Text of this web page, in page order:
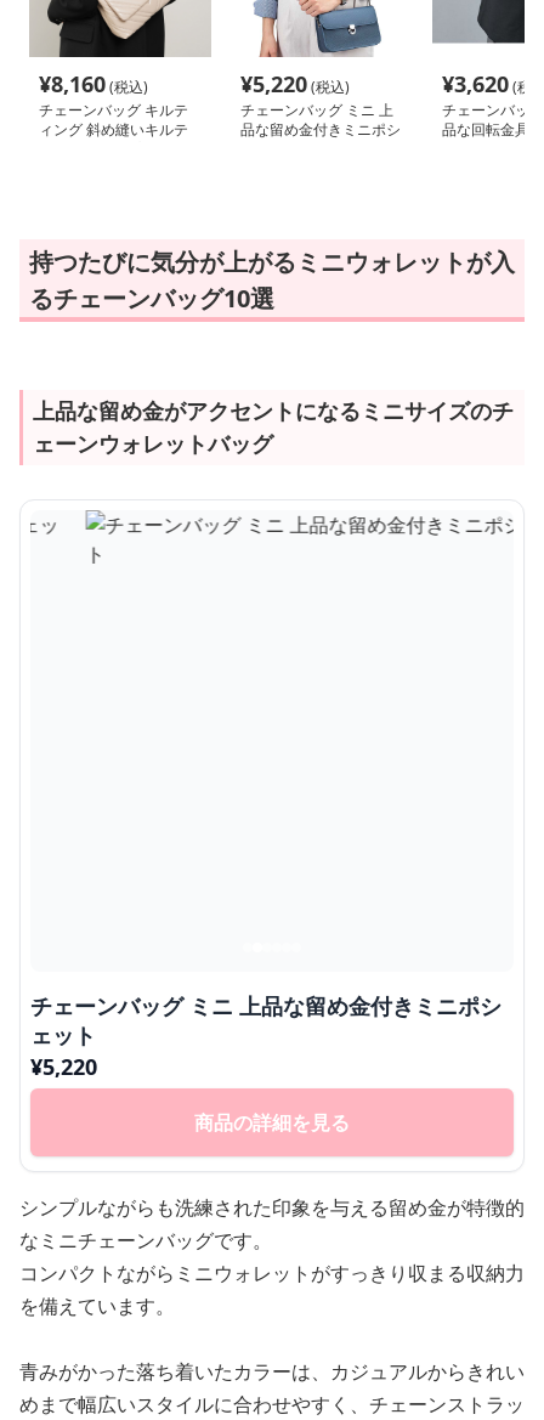
¥8,160(税込)
チェーンバッグ キルテ
ィング 斜め縫いキルテ
¥5,220(税込)
チェーンバッグ ミニ 上
品な留め金付きミニポシ
¥3,620(税
チェーンバッ
品な回転金具
持つたびに気分が上がるミニウォレットが入
るチェーンバッグ10選
上品な留め金がアクセントになるミニサイズのチ
ェーンウォレットバッグ
チェーンバッグ ミニ 上品な留め金付きミニポシ
ェット
¥5,220
商品の詳細を見る
シンプルながらも洗練された印象を与える留め金が特徴的
なミニチェーンバッグです。
コンパクトながらミニウォレットがすっきり収まる収納力
を備えています。
青みがかった落ち着いたカラーは、カジュアルからきれい
めまで幅広いスタイルに合わせやすく、チェーンストラッ